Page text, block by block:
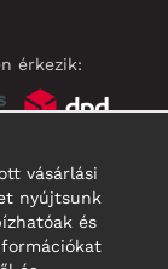
érkezik:
vásárlási
nyújtsunk
és